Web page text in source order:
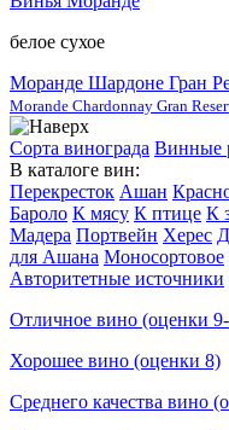
белое сухое
Моранде Шардоне Гран
Morande Chardonnay Gran
Сорта винограда Винные
В каталоге вин:
Перекресток Ашан
Бароло К мясу К птице К
Мадера Портвейн Херес
для Ашана Моносортовое
Авторитетные источники
Отличное вино (оценки
Хорошее вино (оценки 8)
Среднего качества вино